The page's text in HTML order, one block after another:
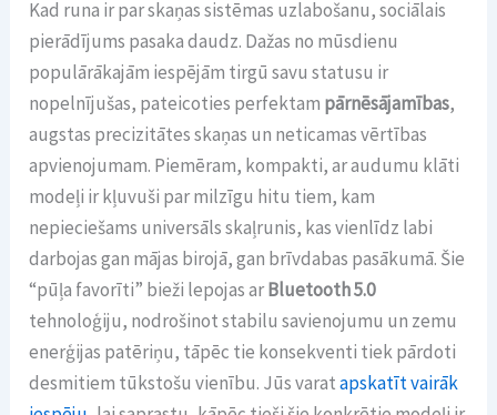
Kad runa ir par skaņas sistēmas uzlabošanu, sociālais
pierādījums pasaka daudz. Dažas no mūsdienu
populārākajām iespējām tirgū savu statusu ir
nopelnījušas, pateicoties perfektam pārnēsājamības,
augstas precizitātes skaņas un neticamas vērtības
apvienojumam. Piemēram, kompakti, ar audumu klāti
modeļi ir kļuvuši par milzīgu hitu tiem, kam
nepieciešams universāls skaļrunis, kas vienlīdz labi
darbojas gan mājas birojā, gan brīvdabas pasākumā. Šie
“pūļa favorīti” bieži lepojas arBluetooth 5.0
tehnoloģiju, nodrošinot stabilu savienojumu un zemu
enerģijas patēriņu, tāpēc tie konsekventi tiek pārdoti
desmitiem tūkstošu vienību. Jūs varatapskatīt vairāk